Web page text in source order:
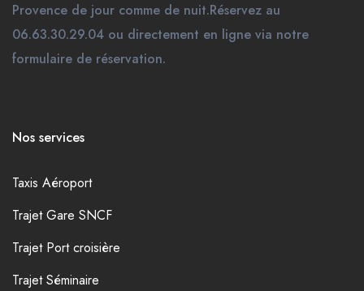
Provence de jour comme de nuit.Réservez au
06.63.30.29.04 ou directement en ligne via notre
formulaire de réservation.
Nos services
Taxis Aéroport
Trajet Gare SNCF
Trajet Port croisière
Trajet Séminaire